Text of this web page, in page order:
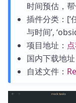
时间预估，帮
插件分类：[‘
与时间’,
项目地址：
国内下载地址
自述文件：